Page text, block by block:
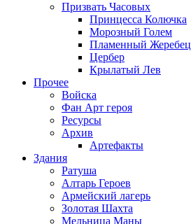
Призвать Часовых
Принцесса Колючка
Морозный Голем
Пламенный Жеребец
Цербер
Крылатый Лев
Прочее
Войска
Фан Арт героя
Ресурсы
Архив
Артефакты
Здания
Ратуша
Алтарь Героев
Армейский лагерь
Золотая Шахта
Мельница Маны